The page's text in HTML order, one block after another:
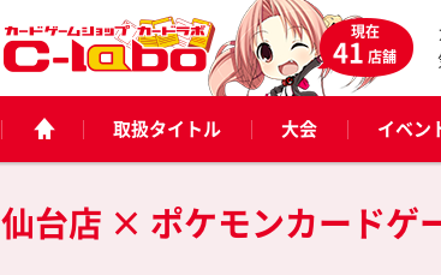
現在
41店舗
取扱タイトル 大会 イベン
仙台店 × ポケモンカードゲ